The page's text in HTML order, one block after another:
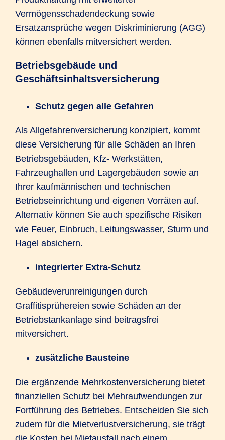
Vermögensschadendeckung sowie
Ersatzansprüche wegen Diskriminierung (AGG)
können ebenfalls mitversichert werden.
Betriebsgebäude und
Geschäftsinhaltsversicherung
Schutz gegen alle Gefahren
Als Allgefahrenversicherung konzipiert, kommt
diese Versicherung für alle Schäden an Ihren
Betriebsgebäuden, Kfz- Werkstätten,
Fahrzeughallen und Lagergebäuden sowie an
Ihrer kaufmännischen und technischen
Betriebseinrichtung und eigenen Vorräten auf.
Alternativ können Sie auch spezifische Risiken
wie Feuer, Einbruch, Leitungswasser, Sturm und
Hagel absichern.
integrierter Extra-Schutz
Gebäudeverunreinigungen durch
Graffitisprühereien sowie Schäden an der
Betriebstankanlage sind beitragsfrei
mitversichert.
zusätzliche Bausteine
Die ergänzende Mehrkostenversicherung bietet
finanziellen Schutz bei Mehraufwendungen zur
Fortführung des Betriebes. Entscheiden Sie sich
zudem für die Mietverlustversicherung, sie trägt